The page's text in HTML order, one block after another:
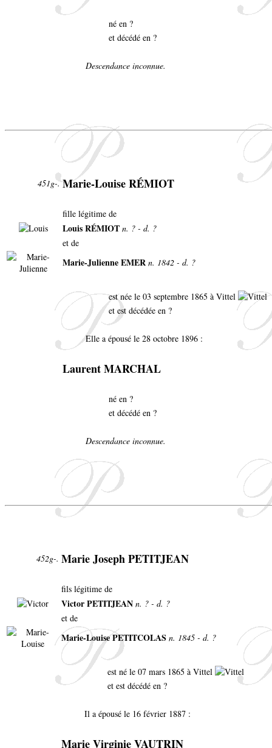
né en ?
et décédé en ?
Descendance inconnue.
451g-. Marie-Louise RÉMIOT
fille légitime de
Louis RÉMIOT n. ? - d. ?
et de
Marie-Julienne EMER n. 1842 - d. ?
est née le 03 septembre 1865 à Vittel
et est décédée en ?
Elle a épousé le 28 octobre 1896 :
Laurent MARCHAL
né en ?
et décédé en ?
Descendance inconnue.
452g-. Marie Joseph PETITJEAN
fils légitime de
Victor PETITJEAN n. ? - d. ?
et de
Marie-Louise PETITCOLAS n. 1845 - d. ?
est né le 07 mars 1865 à Vittel
et est décédé en ?
Il a épousé le 16 février 1887 :
Marie Virginie VAUTRIN